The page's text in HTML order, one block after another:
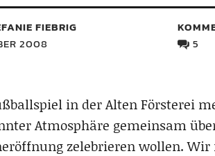
FIEBRIG
2008
5
in der Alten Försterei
Atmosphäre gemeinsam
zelebrieren wollen.